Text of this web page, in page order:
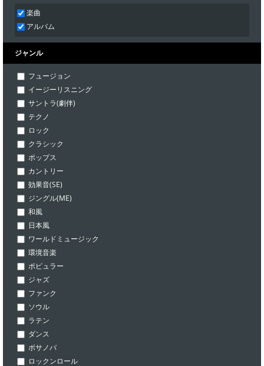
楽曲
アルバム
ジャンル
フュージョン
イージーリスニング
サントラ(劇伴)
テクノ
ロック
クラシック
ポップス
カントリー
効果音(SE)
ジングル(ME)
和風
日本風
ワールドミュージック
環境音楽
ポピュラー
ジャズ
ファンク
ソウル
ラテン
ダンス
ボサノバ
ロックンロール